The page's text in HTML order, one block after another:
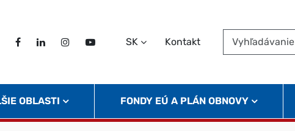
TVFacebookLinkedInInstagram
Twitter
SK Kontakt
Vyhľadávanie
OBLASTI FONDY EÚ A PLÁN OBNOVY